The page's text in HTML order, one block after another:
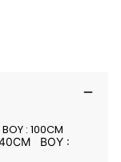
: 100CM
BOY :